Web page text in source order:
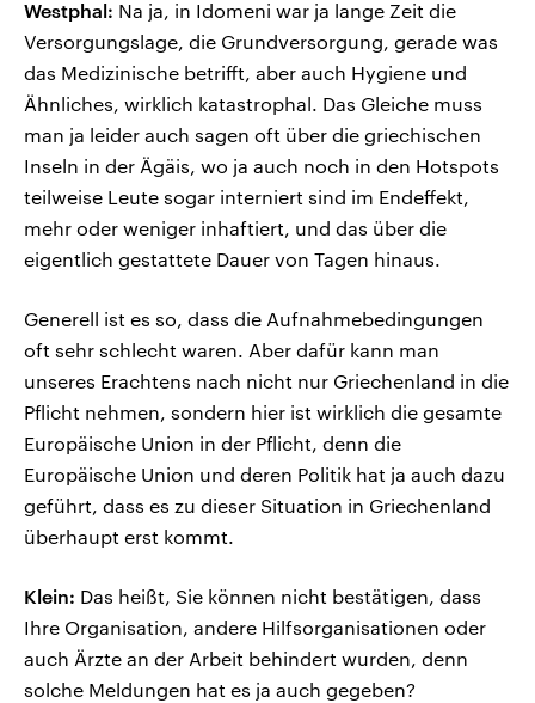
Westphal: Na ja, in Idomeni war ja lange Zeit die
Versorgungslage, die Grundversorgung, gerade was
das Medizinische betrifft, aber auch Hygiene und
Ähnliches, wirklich katastrophal. Das Gleiche muss
man ja leider auch sagen oft über die griechischen
Inseln in der Ägäis, wo ja auch noch in den Hotspots
teilweise Leute sogar interniert sind im Endeffekt,
mehr oder weniger inhaftiert, und das über die
eigentlich gestattete Dauer von Tagen hinaus.
Generell ist es so, dass die Aufnahmebedingungen
oft sehr schlecht waren. Aber dafür kann man
unseres Erachtens nach nicht nur Griechenland in die
Pflicht nehmen, sondern hier ist wirklich die gesamte
Europäische Union in der Pflicht, denn die
Europäische Union und deren Politik hat ja auch dazu
geführt, dass es zu dieser Situation in Griechenland
überhaupt erst kommt.
Klein: Das heißt, Sie können nicht bestätigen, dass
Ihre Organisation, andere Hilfsorganisationen oder
auch Ärzte an der Arbeit behindert wurden, denn
solche Meldungen hat es ja auch gegeben?